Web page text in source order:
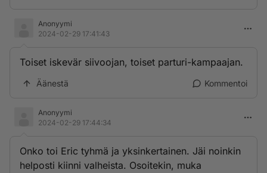
Anonyymi
2024-02-29 17:41:43
Toiset iskevär siivoojan, toiset parturi-kampaajan.
Äänestä Kommentoi
Anonyymi
2024-02-29 17:44:34
Onko toi Eric tyhmä ja yksinkertainen. Jäi noinkin
helposti kiinni valheista. Osoitekin, muka